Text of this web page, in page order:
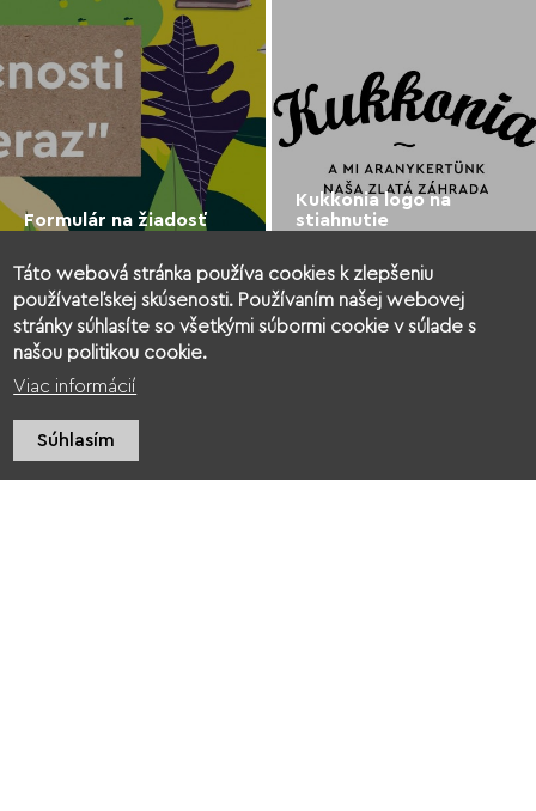
Formulár na žiadosť
Kukkonia logo na
stiahnutie
Táto webová stránka používa cookies k zlepšeniu
používateľskej skúsenosti. Používaním našej webovej
stránky súhlasíte so všetkými súbormi cookie v súlade s
našou politikou cookie.
Viac informácií
Súhlasím